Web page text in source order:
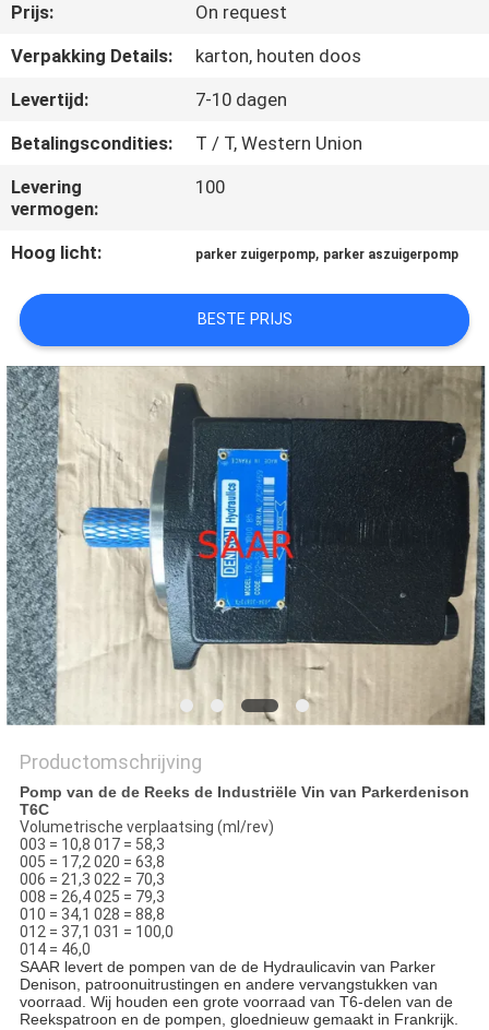
CONTACTEER
ONS
VERZOEK
OM EEN
CITAAT
PRIVACY
POLICY
Prijs:
On request
Verpakking Details:
karton, houten doos
Levertijd:
7-10 dagen
Betalingscondities:
T / T, Western Union
Levering
vermogen:
100
Hoog licht: parker zuigerpomp, parker aszuigerpomp
BESTE PRIJS
Productomschrijving
Pomp van de de Reeks de Industriële Vin van Parkerdenison
T6C
Volumetrische verplaatsing (ml/rev)
003 = 10,8 017 = 58,3
005 = 17,2 020 = 63,8
006 = 21,3 022 = 70,3
008 = 26,4 025 = 79,3
010 = 34,1 028 = 88,8
012 = 37,1 031 = 100,0
014 = 46,0
SAAR levert de pompen van de de Hydraulicavin van Parker
Denison, patroonuitrustingen en andere vervangstukken van
voorraad. Wij houden een grote voorraad van T6-delen van de
Reekspatroon en de pompen, gloednieuw gemaakt in Frankrijk.